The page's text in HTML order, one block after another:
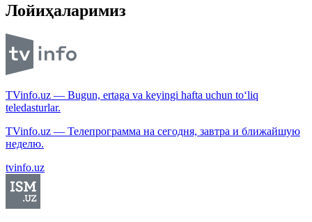
Лойиҳаларимиз
TVinfo.uz — Bugun, ertaga va keyingi hafta uchun to‘liq
teledasturlar.
TVinfo.uz — Телепрограмма на сегодня, завтра и ближайшую
неделю.
tvinfo.uz